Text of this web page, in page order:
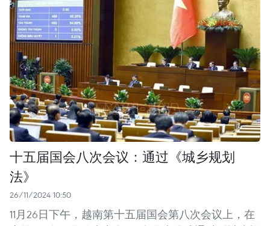
十五届国会八次会议：通过《城乡规划
法》
26/11/2024 10:50
11月26日下午，越南第十五届国会第八次会议上，在